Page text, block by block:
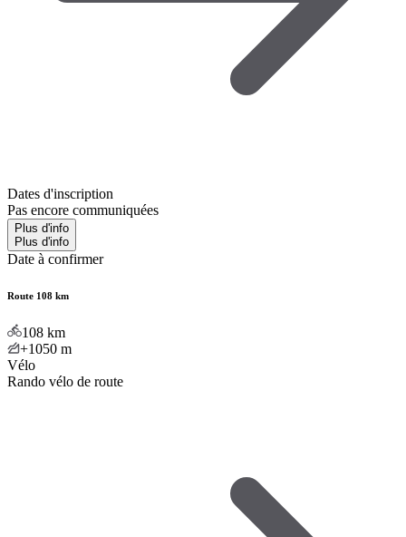
Dates d'inscription
Pas encore communiquées
Plus d'info
Plus d'info
Date à confirmer
Route 108 km
108 km
+1050 m
Vélo
Rando vélo de route